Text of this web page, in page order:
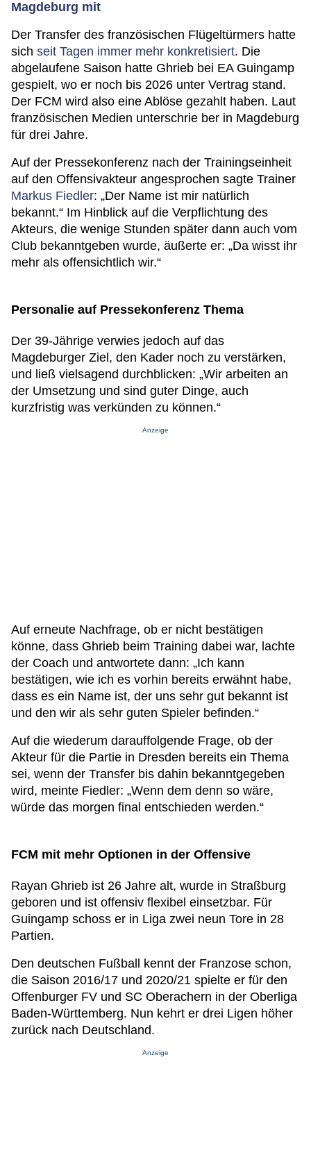
Magdeburg mit
Der Transfer des französischen Flügeltürmers hatte
sich seit Tagen immer mehr konkretisiert. Die
abgelaufene Saison hatte Ghrieb bei EA Guingamp
gespielt, wo er noch bis 2026 unter Vertrag stand.
Der FCM wird also eine Ablöse gezahlt haben. Laut
französischen Medien unterschrie ber in Magdeburg
für drei Jahre.
Auf der Pressekonferenz nach der Trainingseinheit
auf den Offensivakteur angesprochen sagte Trainer
Markus Fiedler: „Der Name ist mir natürlich
bekannt.“ Im Hinblick auf die Verpflichtung des
Akteurs, die wenige Stunden später dann auch vom
Club bekanntgeben wurde, äußerte er: „Da wisst ihr
mehr als offensichtlich wir.“
Personalie auf Pressekonferenz Thema
Der 39-Jährige verwies jedoch auf das
Magdeburger Ziel, den Kader noch zu verstärken,
und ließ vielsagend durchblicken: „Wir arbeiten an
der Umsetzung und sind guter Dinge, auch
kurzfristig was verkünden zu können.“
Anzeige
Auf erneute Nachfrage, ob er nicht bestätigen
könne, dass Ghrieb beim Training dabei war, lachte
der Coach und antwortete dann: „Ich kann
bestätigen, wie ich es vorhin bereits erwähnt habe,
dass es ein Name ist, der uns sehr gut bekannt ist
und den wir als sehr guten Spieler befinden.“
Auf die wiederum darauffolgende Frage, ob der
Akteur für die Partie in Dresden bereits ein Thema
sei, wenn der Transfer bis dahin bekanntgegeben
wird, meinte Fiedler: „Wenn dem denn so wäre,
würde das morgen final entschieden werden.“
FCM mit mehr Optionen in der Offensive
Rayan Ghrieb ist 26 Jahre alt, wurde in Straßburg
geboren und ist offensiv flexibel einsetzbar. Für
Guingamp schoss er in Liga zwei neun Tore in 28
Partien.
Den deutschen Fußball kennt der Franzose schon,
die Saison 2016/17 und 2020/21 spielte er für den
Offenburger FV und SC Oberachern in der Oberliga
Baden-Württemberg. Nun kehrt er drei Ligen höher
zurück nach Deutschland.
Anzeige